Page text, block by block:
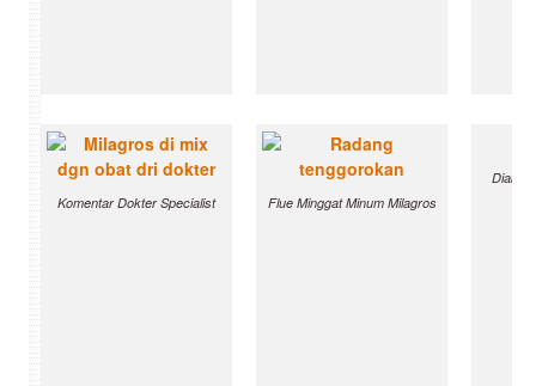
Komentar Dokter Specialist Flue Minggat Minum Milagros
Diabet